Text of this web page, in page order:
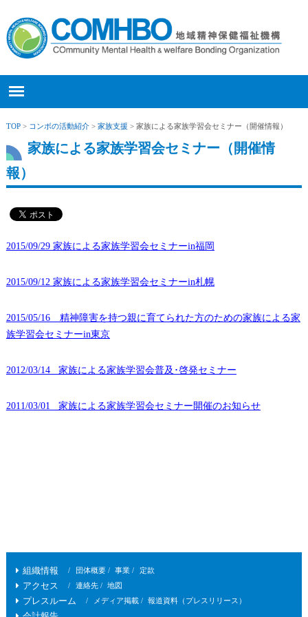
TOP> コンボの活動紹介> 家族支援 > 家族による家族学習会セミナー（開催情報）
家族による家族学習会セミナー（開催情
報）
2015/09/29 家族による家族学習会セミナーin福岡
2015/09/12 家族による家族学習会セミナーin札幌
2015/05/16 精神障害を持つ親に育てられた方のための家族による家
族学習会セミナーin東京
2012/03/14 家族による家族学習会普及･啓発セミナー
2011/03/01 家族による家族学習会セミナー開催のお知らせ
組織情報 団体概要 事業 定款
アクセス 連絡先 地図
プレスルーム メディア掲載 報道資料（プレスリリース）